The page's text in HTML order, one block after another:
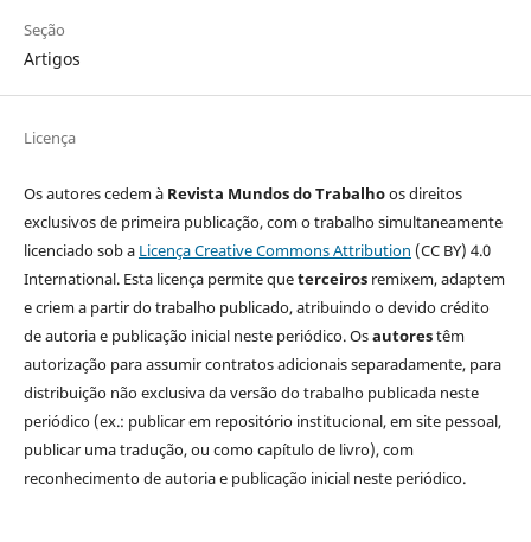
Seção
Artigos
Licença
Os autores cedem à Revista Mundos do Trabalhoos direitos
exclusivos de primeira publicação, com o trabalho simultaneamente
licenciado sob a Licença Creative Commons Attribution (CC BY) 4.0
International. Esta licença permite queterceirosremixem, adaptem
e criem a partir do trabalho publicado, atribuindo o devido crédito
de autoria e publicação inicial neste periódico. Osautorestêm
autorização para assumir contratos adicionais separadamente, para
distribuição não exclusiva da versão do trabalho publicada neste
periódico (ex.: publicar em repositório institucional, em site pessoal,
publicar uma tradução, ou como capítulo de livro), com
reconhecimento de autoria e publicação inicial neste periódico.